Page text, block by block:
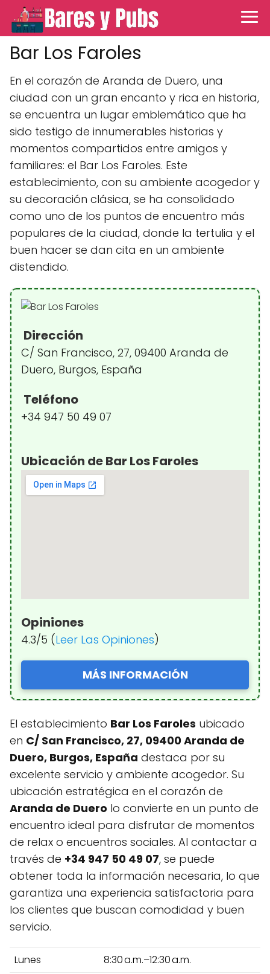
Bar Los Faroles
En el corazón de Aranda de Duero, una
ciudad con un gran encanto y rica en historia,
se encuentra un lugar emblemático que ha
sido testigo de innumerables historias y
momentos compartidos entre amigos y
familiares: el Bar Los Faroles. Este
establecimiento, con su ambiente acogedor y
su decoración clásica, se ha consolidado
como uno de los puntos de encuentro más
populares de la ciudad, donde la tertulia y el
buen hacer se dan cita en un ambiente
distendido.
Dirección
C/ San Francisco, 27, 09400 Aranda de
Duero, Burgos, España
Teléfono
+34 947 50 49 07
Ubicación de Bar Los Faroles
Opiniones
4.3/5 (Leer Las Opiniones)
MÁS INFORMACIÓN
El establecimiento Bar Los Faroles ubicado
en C/ San Francisco, 27, 09400 Aranda de
Duero, Burgos, España destaca por su
excelente servicio y ambiente acogedor. Su
ubicación estratégica en el corazón de
Aranda de Duero lo convierte en un punto de
encuentro ideal para disfrutar de momentos
de relax o encuentros sociales. Al contactar a
través de +34 947 50 49 07, se puede
obtener toda la información necesaria, lo que
garantiza una experiencia satisfactoria para
los clientes que buscan comodidad y buen
servicio.
Lunes
8:30 a.m.–12:30 a.m.